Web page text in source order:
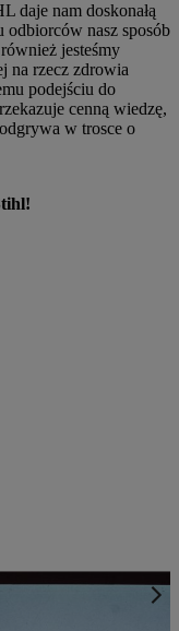
daje nam doskonałą
odbiorców nasz sposób
jesteśmy
na rzecz zdrowia
podejściu do
cenną wiedzę,
w trosce o